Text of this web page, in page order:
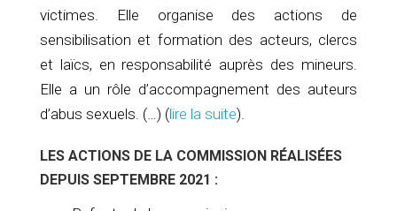
victimes. Elle organise des actions de
sensibilisation et formation des acteurs, clercs
et laïcs, en responsabilité auprès des mineurs.
Elle a un rôle d’accompagnement des auteurs
d’abus sexuels. (…) (lire la suite).
LES ACTIONS DE LA COMMISSION RÉALISÉES
DEPUIS SEPTEMBRE 2021 :